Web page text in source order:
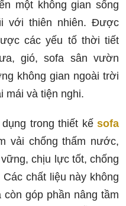
một không gian sống
với thiên nhiên. Được
các yếu tố thời tiết
gió, sofa sân vườn
không gian ngoài trời
mái và tiện nghi.
trong thiết kế sofa
vải chống thấm nước,
chịu lực tốt, chống
chất liệu này không
góp phần nâng tầm